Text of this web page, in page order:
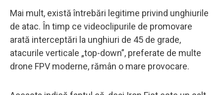
Mai mult, există întrebări legitime privind unghiurile
de atac. În timp ce videoclipurile de promovare
arată interceptări la unghiuri de 45 de grade,
atacurile verticale „top-down”, preferate de multe
drone FPV moderne, rămân o mare provocare.